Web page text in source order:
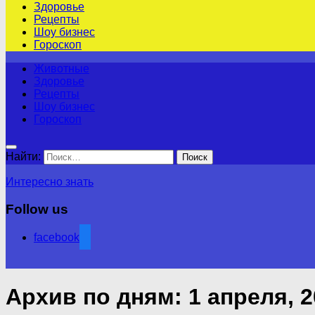
Здоровье
Рецепты
Шоу бизнес
Гороскоп
Животные
Здоровье
Рецепты
Шоу бизнес
Гороскоп
Найти:
Интересно знать
Follow us
facebook
Архив по дням: 1 апреля,